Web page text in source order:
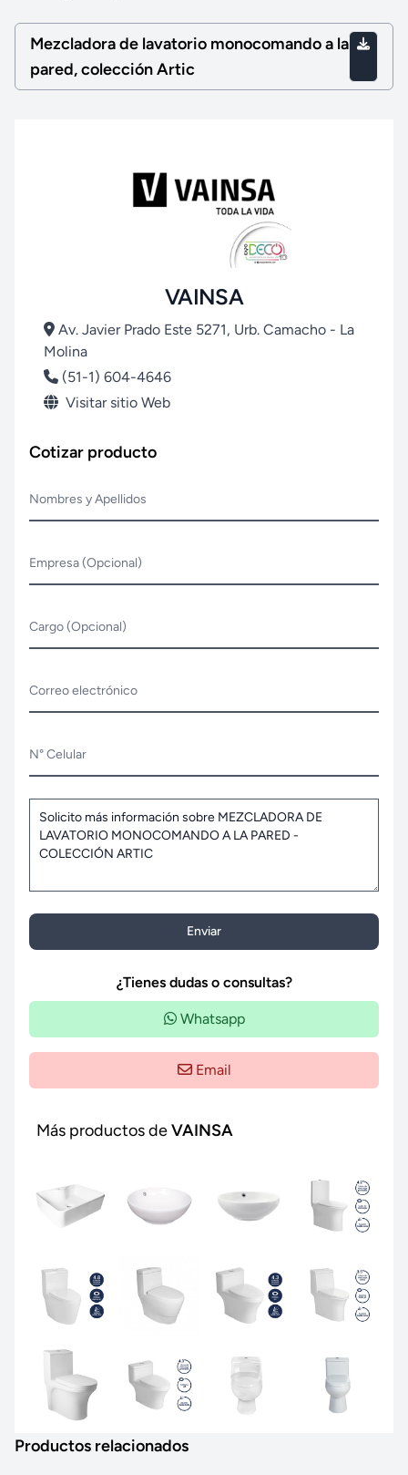
Mezcladora de lavatorio monocomando a la
pared, colección Artic
VAINSA
Av. Javier Prado Este 5271, Urb. Camacho - La
Molina
(51-1) 604-4646
Visitar sitio Web
Cotizar producto
Nombres y Apellidos
Empresa (Opcional)
Cargo (Opcional)
Correo electrónico
N° Celular
Enviar
¿Tienes dudas o consultas?
Whatsapp
Email
Más productos deVAINSA
Productos relacionados